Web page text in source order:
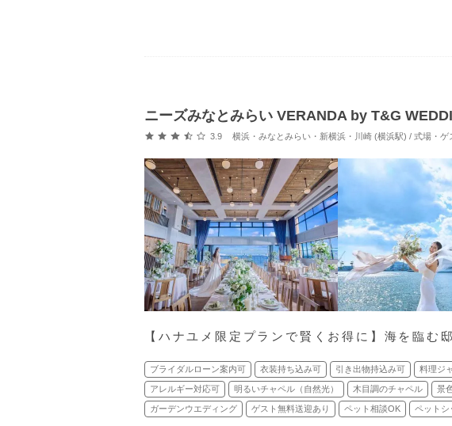
ニーズみなとみらい VERANDA by T&G
口コミ評価
3.9 横浜・みなとみらい・新横浜・川崎 (横浜駅) / 式場・ゲストハウ
【ハナユメ限定プランで賢くお得に】海を臨む
ブライダルローン案内可 衣装持ち込み可 引き出物持込み可 料理ジ
アレルギー対応可 明るいチャペル（自然光） 木目調のチャペル 景
ガーデンウエディング ゲスト無料送迎あり ペット相談OK ペットシ